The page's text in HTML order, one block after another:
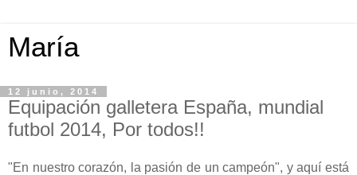
María
12 junio, 2014
Equipación galletera España, mundial
futbol 2014, Por todos!!
"En nuestro corazón, la pasión de un campeón", y aquí está